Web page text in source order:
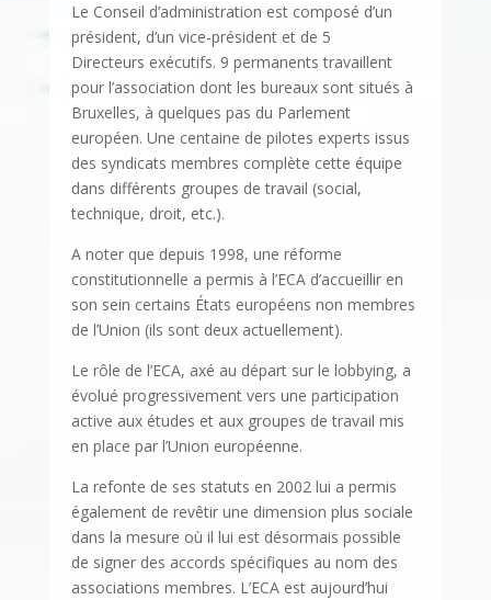
Le Conseil d’administration est composé d’un
président, d’un vice-président et de 5
Directeurs exécutifs. 9 permanents travaillent
pour l’association dont les bureaux sont situés à
Bruxelles, à quelques pas du Parlement
européen. Une centaine de pilotes experts issus
des syndicats membres complète cette équipe
dans différents groupes de travail (social,
technique, droit, etc.).
A noter que depuis 1998, une réforme
constitutionnelle a permis à l’ECA d’accueillir en
son sein certains États européens non membres
de l’Union (ils sont deux actuellement).
Le rôle de l’ECA, axé au départ sur le lobbying, a
évolué progressivement vers une participation
active aux études et aux groupes de travail mis
en place par l’Union européenne.
La refonte de ses statuts en 2002 lui a permis
également de revêtir une dimension plus sociale
dans la mesure où il lui est désormais possible
de signer des accords spécifiques au nom des
associations membres. L’ECA est aujourd’hui